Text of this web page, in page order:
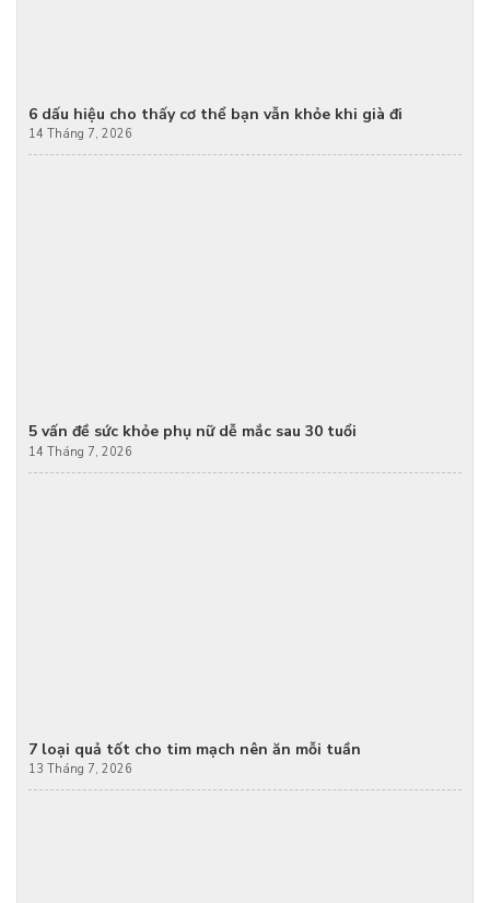
6 dấu hiệu cho thấy cơ thể bạn vẫn khỏe khi già đi
14 Tháng 7, 2026
5 vấn đề sức khỏe phụ nữ dễ mắc sau 30 tuổi
14 Tháng 7, 2026
7 loại quả tốt cho tim mạch nên ăn mỗi tuần
13 Tháng 7, 2026